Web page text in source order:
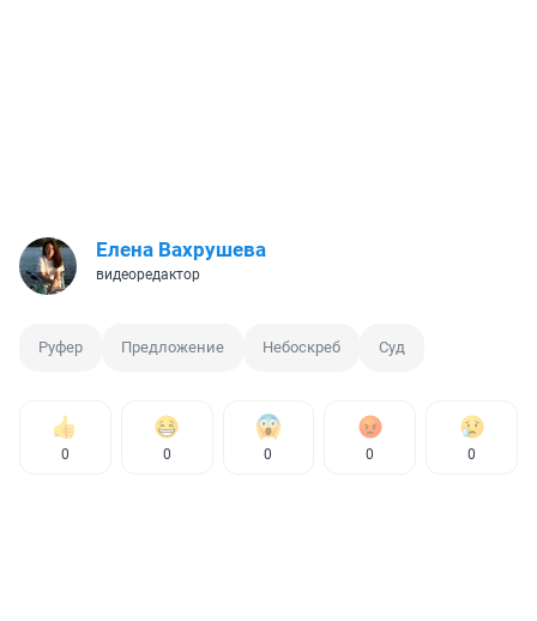
Елена Вахрушева
видеоредактор
Руфер Предложение Небоскреб Суд
0 0 0 0 0